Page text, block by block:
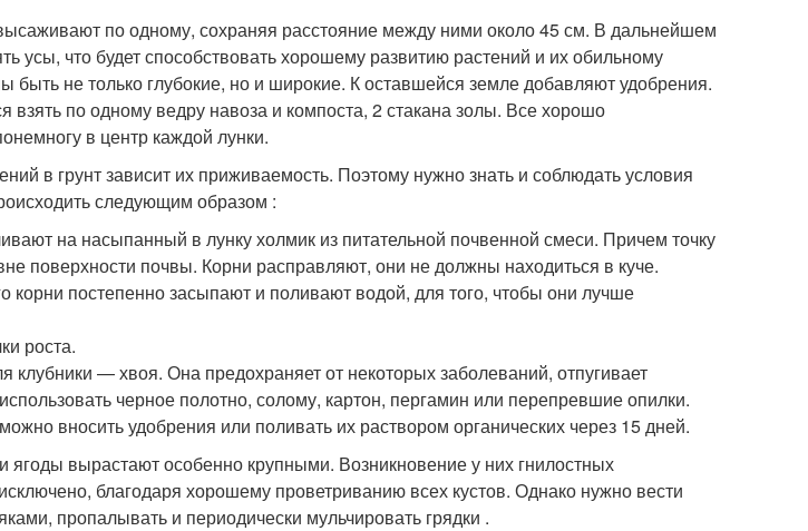
высаживают по одному, сохраняя расстояние между ними около 45 см. В дальнейшем
усы, что будет способствовать хорошему развитию растений и их обильному
не только глубокие, но и широкие. К оставшейся земле добавляют удобрения.
взять по одному ведру навоза и компоста, 2 стакана золы. Все хорошо
в центр каждой лунки.
в грунт зависит их приживаемость. Поэтому нужно знать и соблюдать условия
следующим образом :
на насыпанный в лунку холмик из питательной почвенной смеси. Причем точку
поверхности почвы. Корни расправляют, они не должны находиться в куче.
корни постепенно засыпают и поливают водой, для того, чтобы они лучше
роста.
клубники — хвоя. Она предохраняет от некоторых заболеваний, отпугивает
черное полотно, солому, картон, пергамин или перепревшие опилки.
вносить удобрения или поливать их раствором органических через 15 дней.
ягоды вырастают особенно крупными. Возникновение у них гнилостных
благодаря хорошему проветриванию всех кустов. Однако нужно вести
пропалывать и периодически мульчировать грядки .